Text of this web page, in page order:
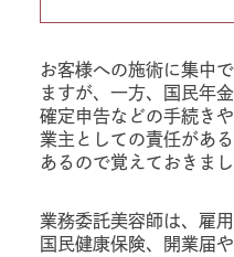
お客様への施術に集中
ますが、一方、国民年
確定申告などの手続き
業主としての責任があ
あるので覚えておきまし
業務委託美容師は、雇
国民健康保険、開業届